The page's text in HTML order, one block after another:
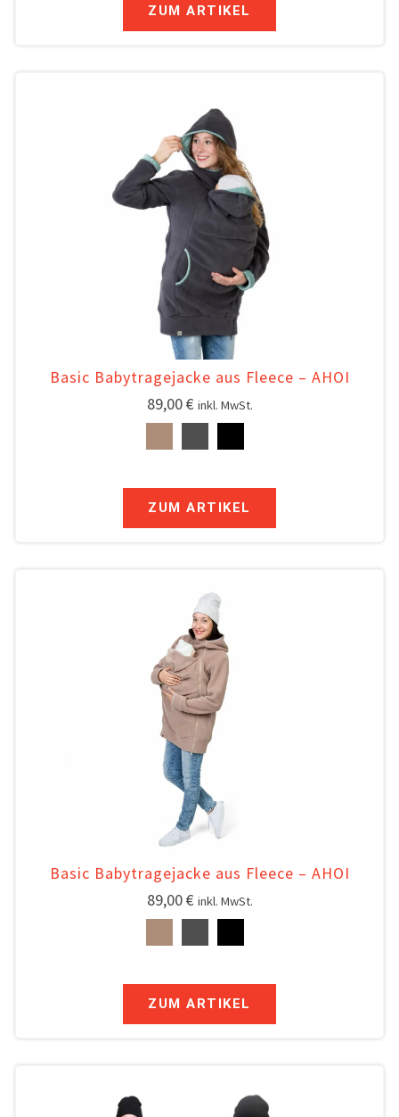
ZUM ARTIKEL
Basic Babytragejacke aus Fleece – AHOI
89,00€ inkl. MwSt.
ZUM ARTIKEL
Basic Babytragejacke aus Fleece – AHOI
89,00€ inkl. MwSt.
ZUM ARTIKEL